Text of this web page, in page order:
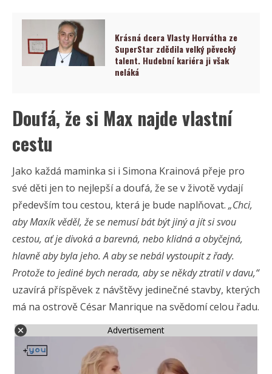
Krásná dcera Vlasty Horvátha ze
SuperStar zdědila velký pěvecký
talent. Hudební kariéra ji však
neláká
Doufá, že si Max najde vlastní
cestu
Jako každá maminka si i Simona Krainová přeje pro
své děti jen to nejlepší a doufá, že se v životě vydají
především tou cestou, která je bude naplňovat. „Chci,
aby Maxík věděl, že se nemusí bát být jiný a jít si svou
cestou, ať je divoká a barevná, nebo klidná a obyčejná,
hlavně aby byla jeho. A aby se nebál vystoupit z řady.
Protože to jediné bych nerada, aby se někdy ztratil v davu,“
uzavírá příspěvek z návštěvy jedinečné stavby, kterých
má na ostrově César Manrique na svědomí celou řadu.
Advertisement